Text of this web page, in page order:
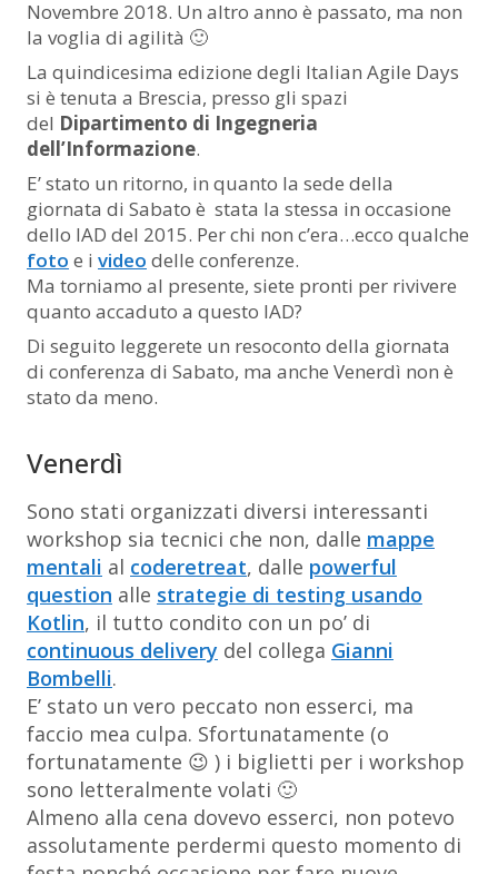
Novembre 2018. Un altro anno è passato, ma non
la voglia di agilità 🙂
La quindicesima edizione degli Italian Agile Days
si è tenuta a Brescia, presso gli spazi
del Dipartimento di Ingegneria
dell’Informazione.
E’ stato un ritorno, in quanto la sede della
giornata di Sabato è stata la stessa in occasione
dello IAD del 2015. Per chi non c’era…ecco qualche
foto e i video delle conferenze.
Ma torniamo al presente, siete pronti per rivivere
quanto accaduto a questo IAD?
Di seguito leggerete un resoconto della giornata
di conferenza di Sabato, ma anche Venerdì non è
stato da meno.
Venerdì
Sono stati organizzati diversi interessanti
workshop sia tecnici che non, dalle mappe
mentali al coderetreat, dalle powerful
question alle strategie di testing usando
Kotlin, il tutto condito con un po’ di
continuous delivery del collega Gianni
Bombelli.
E’ stato un vero peccato non esserci, ma
faccio mea culpa. Sfortunatamente (o
fortunatamente 😉 ) i biglietti per i workshop
sono letteralmente volati 🙂
Almeno alla cena dovevo esserci, non potevo
assolutamente perdermi questo momento di